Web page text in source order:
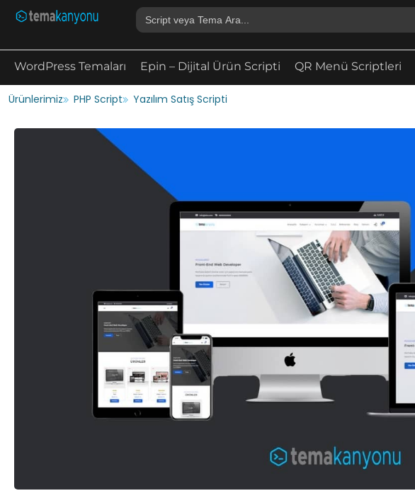
Search
for:
WordPress Temaları Epin – Dijital Ürün Scripti QR Menü Scriptleri
Ürünlerimiz PHP Script Yazılım Satış Scripti